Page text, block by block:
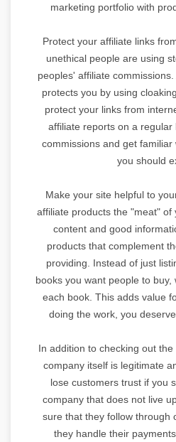
marketing portfolio with
Protect your affiliate links
unethical people are using
peoples' affiliate
protects you by using
protect your links from
affiliate reports on a
commissions and get
you should
Make your site helpful to
affiliate products the "meat" of
content and good
products that complement
providing. Instead of just
books you want people to
each book. This adds value
doing the work, you
In addition to checking out
company itself is legitimate
lose customers trust if you
company that does not live
sure that they follow through
they handle their